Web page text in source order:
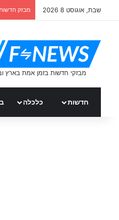
שבת, אוגוסט 8 2026 מבזק
חדשות כלכלה